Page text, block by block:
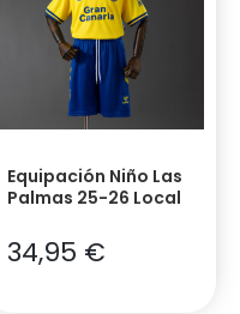
Equipación Niño Las
Palmas 25-26 Local
34,95 €